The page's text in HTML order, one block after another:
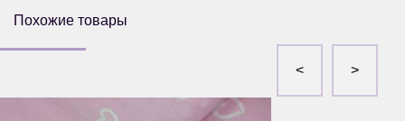
Похожие товары